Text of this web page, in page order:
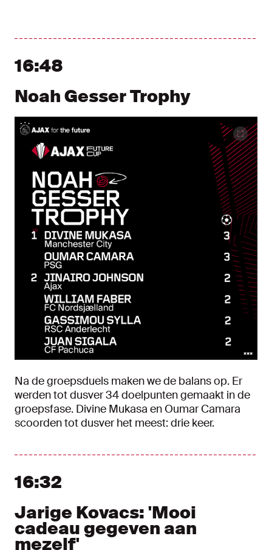
16:48
Noah Gesser Trophy
Na de groepsduels maken we de balans op. Er
werden tot dusver 34 doelpunten gemaakt in de
groepsfase. Divine Mukasa en Oumar Camara
scoorden tot dusver het meest: drie keer.
16:32
Jarige Kovacs: 'Mooi
cadeau gegeven aan
mezelf'